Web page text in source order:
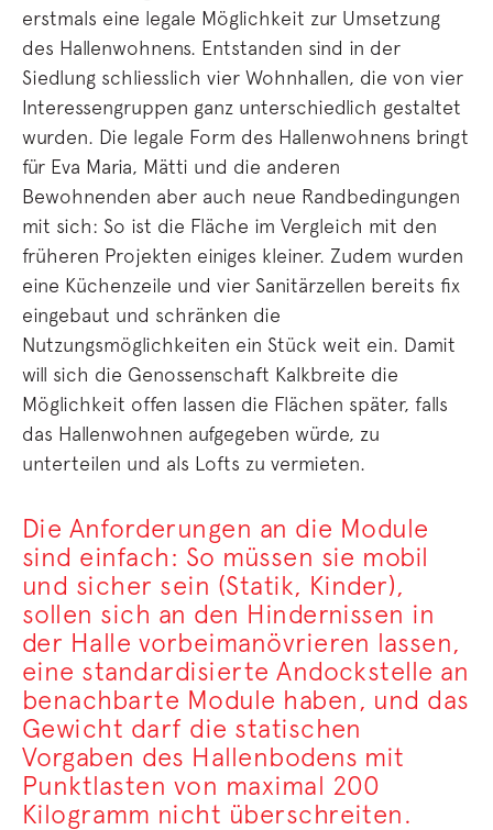
erstmals eine legale Möglichkeit zur Umsetzung
des Hallenwohnens. Entstanden sind in der
Siedlung schliesslich vier Wohnhallen, die von vier
Interessengruppen ganz unterschiedlich gestaltet
wurden. Die legale Form des Hallenwohnens bringt
für Eva Maria, Mätti und die anderen
Bewohnenden aber auch neue Randbedingungen
mit sich: So ist die Fläche im Vergleich mit den
früheren Projekten einiges kleiner. Zudem wurden
eine Küchenzeile und vier Sanitärzellen bereits fix
eingebaut und schränken die
Nutzungsmöglichkeiten ein Stück weit ein. Damit
will sich die Genossenschaft Kalkbreite die
Möglichkeit offen lassen die Flächen später, falls
das Hallenwohnen aufgegeben würde, zu
unterteilen und als Lofts zu vermieten.
Die Anforderungen an die Module
sind einfach: So müssen sie mobil
und sicher sein (Statik, Kinder),
sollen sich an den Hindernissen in
der Halle vorbeimanövrieren lassen,
eine standardisierte Andockstelle an
benachbarte Module haben, und das
Gewicht darf die statischen
Vorgaben des Hallenbodens mit
Punktlasten von maximal 200
Kilogramm nicht überschreiten.